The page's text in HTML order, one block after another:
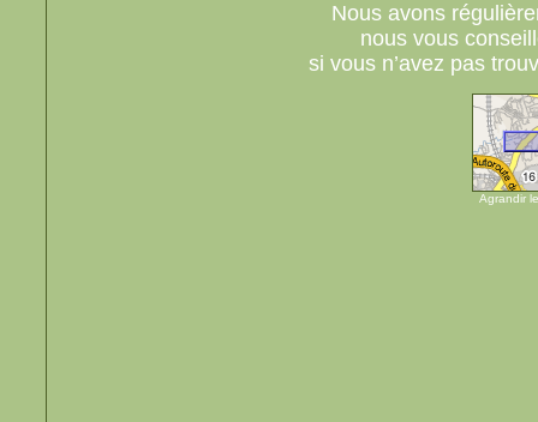
Nous avons
nous vous
si vous n’avez pas
Agrandir